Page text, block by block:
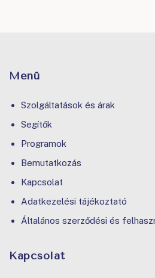
Menü
Szolgáltatások és árak
Segítők
Programok
Bemutatkozás
Kapcsolat
Adatkezelési tájékoztató
Általános szerződési és
Kapcsolat